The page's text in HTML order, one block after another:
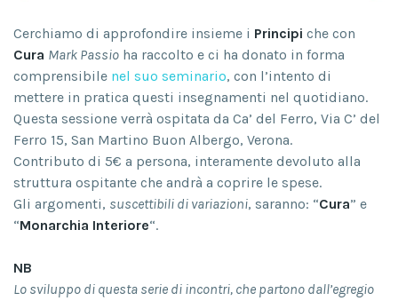
Cerchiamo di approfondire insieme i Principi che con
Cura Mark Passio ha raccolto e ci ha donato in forma
comprensibile nel suo seminario, con l’intento di
mettere in pratica questi insegnamenti nel quotidiano.
Questa sessione verrà ospitata da Ca’ del Ferro, Via C’ del
Ferro 15, San Martino Buon Albergo, Verona.
Contributo di 5€ a persona, interamente devoluto alla
struttura ospitante che andrà a coprire le spese.
Gli argomenti, suscettibili di variazioni, saranno: “Cura” e
“Monarchia Interiore“.
NB
Lo sviluppo di questa serie di incontri, che partono dall’egregio